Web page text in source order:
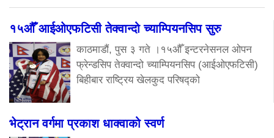
१५औँ आईओएफटिसी तेक्वान्दो च्याम्पियनसिप सुरु
काठमाडौं, पुस ३ गते ।१५औँ इन्टरनेसनल ओपन
फ्रेन्डसिप तेक्वान्दो च्याम्पियनसिप (आईओएफटिसी)
बिहीबार राष्ट्रिय खेलकुद परिषद्को
भेट्रान वर्गमा प्रकाश धाक्वाको स्वर्ण